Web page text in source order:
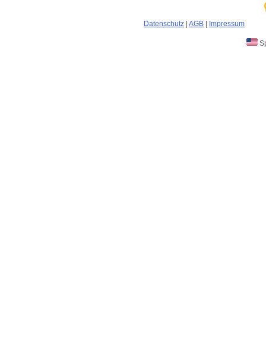
Datenschutz AGB Impressum